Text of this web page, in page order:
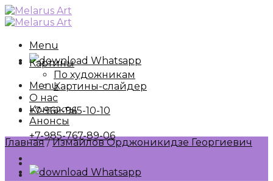
Skip
to
Menu
Whatsapp
Menu
+7-962-965-10-10
+7-985-767-89-06
Whatsapp
Картины
По художникам
Картины-слайдер
О нас
Контакты
Анонсы
Главная / Измайлов Орджоникидзе Георгиевич